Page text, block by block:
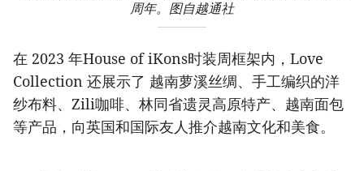
周年。图自越通社
在 2023 年House of iKons时装周框架内，Love
Collection 还展示了 越南萝溪丝绸、手工编织的洋
纱布料、Zili咖啡、林同省遗灵高原特产、越南面包
等产品，向英国和国际友人推介越南文化和美食。